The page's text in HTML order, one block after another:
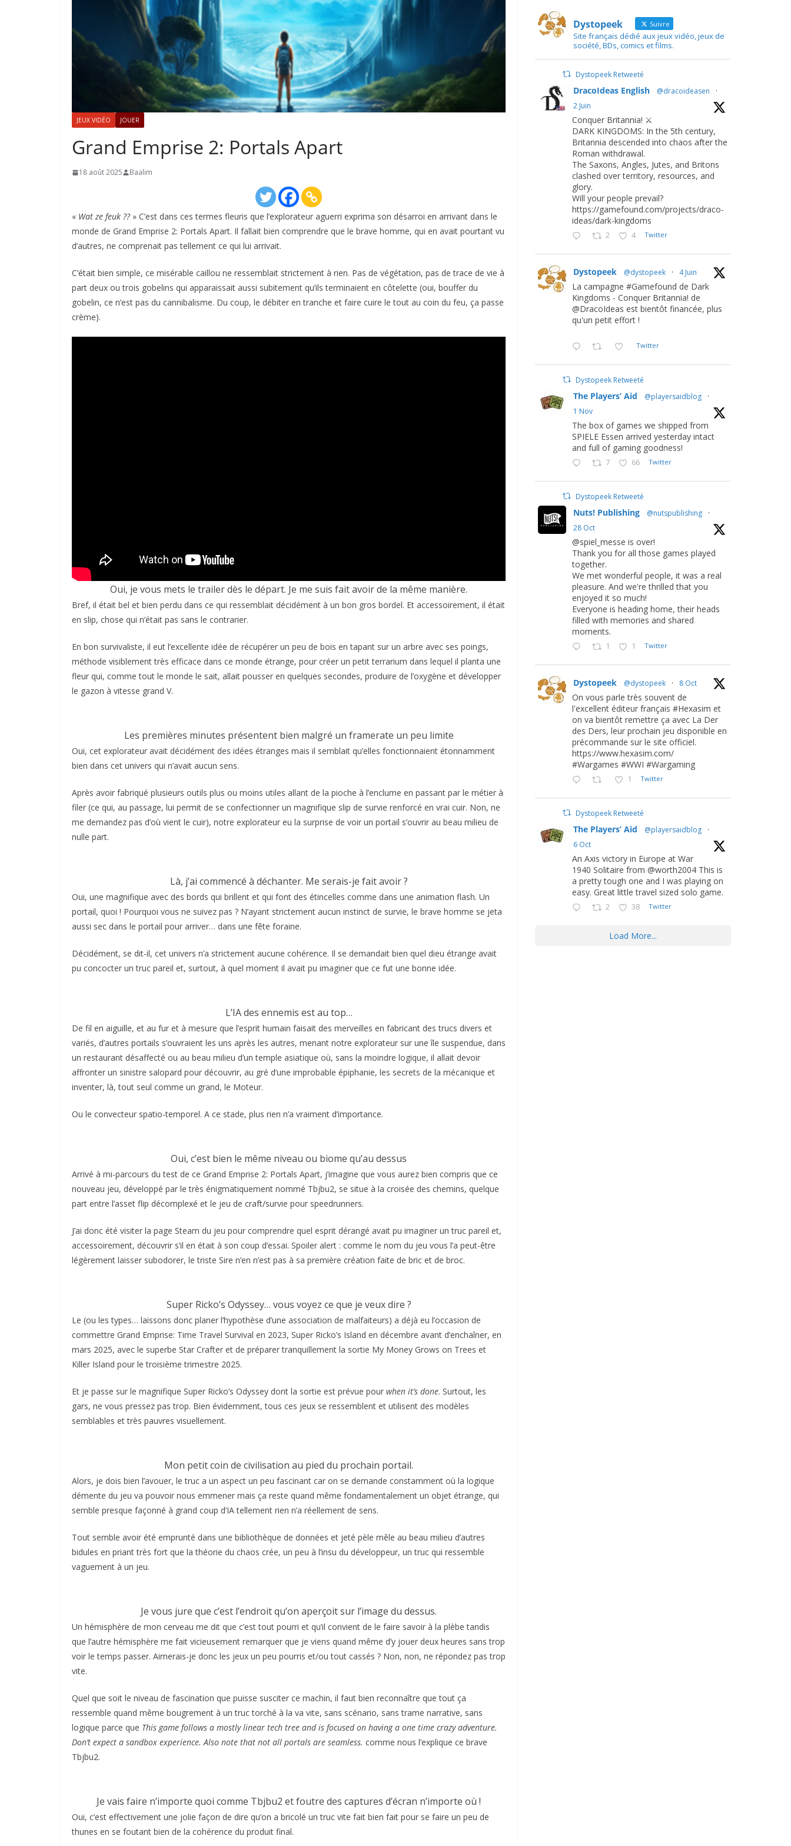
JEUX VIDÉO JOUER
Grand Emprise 2: Portals Apart
18 août 2025 Baalim
« Wat ze feuk ??» C’est dans ces termes fleuris que l’explorateur aguerri exprima son désarroi en arrivant dans le
monde de Grand Emprise 2: Portals Apart. Il fallait bien comprendre que le brave homme, qui en avait pourtant vu
d’autres, ne comprenait pas tellement ce qui lui arrivait.
C’était bien simple, ce misérable caillou ne ressemblait strictement à rien. Pas de végétation, pas de trace de vie à
part deux ou trois gobelins qui apparaissait aussi subitement qu’ils terminaient en côtelette (oui, bouffer du
gobelin, ce n’est pas du cannibalisme. Du coup, le débiter en tranche et faire cuire le tout au coin du feu, ça passe
crème).
Oui, je vous mets le trailer dès le départ. Je me suis fait avoir de la même manière.
Bref, il était bel et bien perdu dans ce qui ressemblait décidément à un bon gros bordel. Et accessoirement, il était
en slip, chose qui n’était pas sans le contrarier.
En bon survivaliste, il eut l’excellente idée de récupérer un peu de bois en tapant sur un arbre avec ses poings,
méthode visiblement très efficace dans ce monde étrange, pour créer un petit terrarium dans lequel il planta une
fleur qui, comme tout le monde le sait, allait pousser en quelques secondes, produire de l’oxygène et développer
le gazon à vitesse grand V.
Les premières minutes présentent bien malgré un framerate un peu limite
Oui, cet explorateur avait décidément des idées étranges mais il semblait qu’elles fonctionnaient étonnamment
bien dans cet univers qui n’avait aucun sens.
Après avoir fabriqué plusieurs outils plus ou moins utiles allant de la pioche à l’enclume en passant par le métier à
filer (ce qui, au passage, lui permit de se confectionner un magnifique slip de survie renforcé en vrai cuir. Non, ne
me demandez pas d’où vient le cuir), notre explorateur eu la surprise de voir un portail s’ouvrir au beau milieu de
nulle part.
Là, j’ai commencé à déchanter. Me serais-je fait avoir ?
Oui, une magnifique avec des bords qui brillent et qui font des étincelles comme dans une animation flash. Un
portail, quoi ! Pourquoi vous ne suivez pas ? N’ayant strictement aucun instinct de survie, le brave homme se jeta
aussi sec dans le portail pour arriver… dans une fête foraine.
Décidément, se dit-il, cet univers n’a strictement aucune cohérence. Il se demandait bien quel dieu étrange avait
pu concocter un truc pareil et, surtout, à quel moment il avait pu imaginer que ce fut une bonne idée.
L’IA des ennemis est au top…
De fil en aiguille, et au fur et à mesure que l’esprit humain faisait des merveilles en fabricant des trucs divers et
variés, d’autres portails s’ouvraient les uns après les autres, menant notre explorateur sur une île suspendue, dans
un restaurant désaffecté ou au beau milieu d’un temple asiatique où, sans la moindre logique, il allait devoir
affronter un sinistre salopard pour découvrir, au gré d’une improbable épiphanie, les secrets de la mécanique et
inventer, là, tout seul comme un grand, le Moteur.
Ou le convecteur spatio-temporel. A ce stade, plus rien n’a vraiment d’importance.
Oui, c’est bien le même niveau ou biome qu’au dessus
Arrivé à mi-parcours du test de ce Grand Emprise 2: Portals Apart, j’imagine que vous aurez bien compris que ce
nouveau jeu, développé par le très énigmatiquement nommé Tbjbu2, se situe à la croisée des chemins, quelque
part entre l’asset flip décomplexé et le jeu de craft/survie pour speedrunners.
J’ai donc été visiter la page Steam du jeu pour comprendre quel esprit dérangé avait pu imaginer un truc pareil et,
accessoirement, découvrir s’il en était à son coup d’essai. Spoiler alert : comme le nom du jeu vous l’a peut-être
légèrement laisser subodorer, le triste Sire n’en n’est pas à sa première création faite de bric et de broc.
Super Ricko’s Odyssey… vous voyez ce que je veux dire ?
Le (ou les types… laissons donc planer l’hypothèse d’une association de malfaiteurs) a déjà eu l’occasion de
commettre Grand Emprise: Time Travel Survival en 2023, Super Ricko’s Island en décembre avant d’enchaîner, en
mars 2025, avec le superbe Star Crafter et de préparer tranquillement la sortie My Money Grows on Trees et
Killer Island pour le troisième trimestre 2025.
Et je passe sur le magnifique Super Ricko’s Odyssey dont la sortie est prévue pour when it’s done. Surtout, les
gars, ne vous pressez pas trop. Bien évidemment, tous ces jeux se ressemblent et utilisent des modèles
semblables et très pauvres visuellement.
Mon petit coin de civilisation au pied du prochain portail.
Alors, je dois bien l’avouer, le truc a un aspect un peu fascinant car on se demande constamment où la logique
démente du jeu va pouvoir nous emmener mais ça reste quand même fondamentalement un objet étrange, qui
semble presque façonné à grand coup d’IA tellement rien n’a réellement de sens.
Tout semble avoir été emprunté dans une bibliothèque de données et jeté pèle mêle au beau milieu d’autres
bidules en priant très fort que la théorie du chaos crée, un peu à l’insu du développeur, un truc qui ressemble
vaguement à un jeu.
Je vous jure que c’est l’endroit qu’on aperçoit sur l’image du dessus.
Un hémisphère de mon cerveau me dit que c’est tout pourri et qu’il convient de le faire savoir à la plèbe tandis
que l’autre hémisphère me fait vicieusement remarquer que je viens quand même d’y jouer deux heures sans trop
voir le temps passer. Aimerais-je donc les jeux un peu pourris et/ou tout cassés ? Non, non, ne répondez pas trop
vite.
Quel que soit le niveau de fascination que puisse susciter ce machin, il faut bien reconnaître que tout ça
ressemble quand même bougrement à un truc torché à la va vite, sans scénario, sans trame narrative, sans
logique parce que This game follows a mostly linear tech tree and is focused on having a one time crazy adventure.
Don’t expect a sandbox experience. Also note that not all portals are seamless. comme nous l’explique ce brave
Tbjbu2.
Je vais faire n’importe quoi comme Tbjbu2 et foutre des captures d’écran n’importe où !
Oui, c’est effectivement une jolie façon de dire qu’on a bricolé un truc vite fait bien fait pour se faire un peu de
thunes en se foutant bien de la cohérence du produit final.
Dystopeek Suivre
Site français dédié aux jeux vidéo, jeux de
société, BDs, comics et films.
Dystopeek Retweeté
DracoIdeas English @dracoideasen
·
2 Juin
Conquer Britannia! ⚔️
DARK KINGDOMS: In the 5th century,
Britannia descended into chaos after the
Roman withdrawal.
The Saxons, Angles, Jutes, and Britons
clashed over territory, resources, and
glory.
Will your people prevail?
https://gamefound.com/projects/draco-
ideas/dark-kingdoms
2 4 Twitter
Dystopeek @dystopeek · 4 Juin
La campagne #Gamefound de Dark
Kingdoms - Conquer Britannia! de
@DracoIdeas est bientôt financée, plus
qu'un petit effort !
Twitter
Dystopeek Retweeté
The Players’ Aid @playersaidblog
·
1 Nov
The box of games we shipped from
SPIELE Essen arrived yesterday intact
and full of gaming goodness!
7 66 Twitter
Dystopeek Retweeté
Nuts! Publishing @nutspublishing
·
28 Oct
@spiel_messe is over!
Thank you for all those games played
together.
We met wonderful people, it was a real
pleasure. And we're thrilled that you
enjoyed it so much!
Everyone is heading home, their heads
filled with memories and shared
moments.
1 1 Twitter
Dystopeek @dystopeek · 8 Oct
On vous parle très souvent de
l'excellent éditeur français #Hexasim et
on va bientôt remettre ça avec La Der
des Ders, leur prochain jeu disponible en
précommande sur le site officiel.
https://www.hexasim.com/
#Wargames #WWI #Wargaming
1 Twitter
Dystopeek Retweeté
The Players’ Aid @playersaidblog
·
6 Oct
An Axis victory in Europe at War
1940 Solitaire from @worth2004 This is
a pretty tough one and I was playing on
easy. Great little travel sized solo game.
2 38 Twitter
Load More...